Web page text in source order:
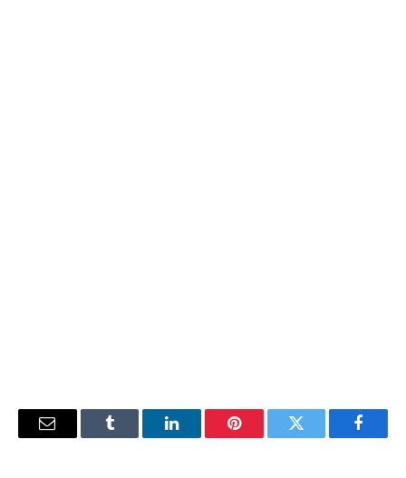
فيسبوك تويتر بينتيريستلينكدإن Tumblr
البريد